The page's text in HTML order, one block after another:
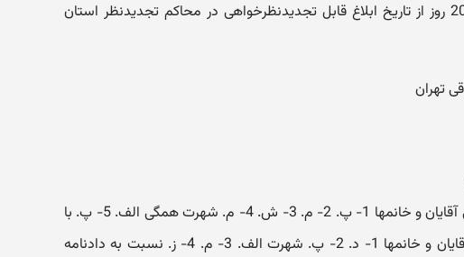
. رأی صادره حضوری ظرف 20 روز از تاریخ ابلاغ قابل تجدیدنظرخواهی در محاکم تجدیدنظر استان
درخصوص تجدیدنظرخواهی آقایان و خانمها 1- پ. 2- م. 3- ش. 4- م. شهرت همگی الف. 5- پ. با
وکالت آقای الف. بطرفیت آقایان و خانمها 1- د. 2- پ. شهرت الف. 3- م. 4- ز. نسبت به دادنامه